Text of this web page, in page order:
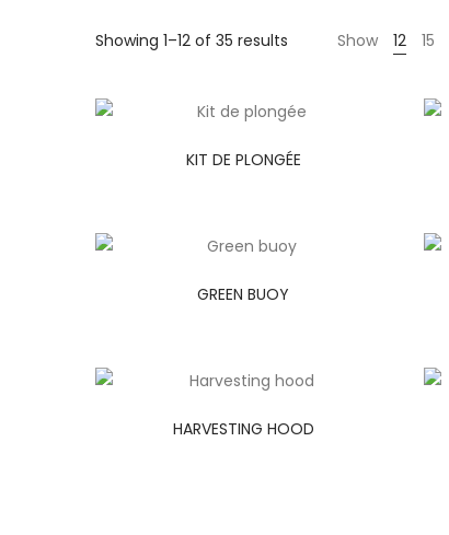
Showing 1–12 of 35 results Show 12 15
KIT DE PLONGÉE
GREEN BUOY
HARVESTING HOOD